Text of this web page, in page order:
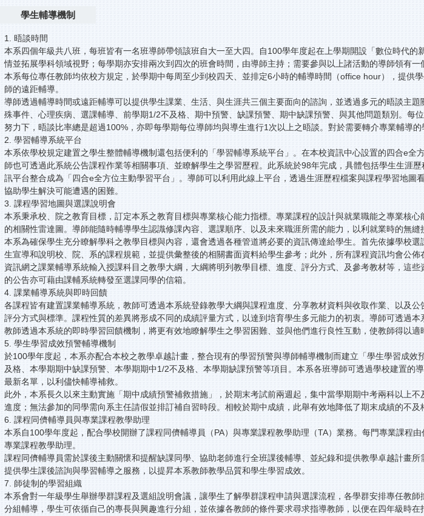
學生輔導機制
1. 晤談時間
本系四個年級共八班，每班皆有一名班導師帶領該班自大一至大四。自100學年度起在上學期開設「數位時代
情並拓展學科領域視野；每學期亦安排兩次到四次的班會時間，由導師主持；需要參與以上諸活動的導師領有一
本系每位專任教師均依校方規定，於學期中每周至少到校四天、並排定6小時的輔導時間（office hour），提
師的遠距輔導。
導師透過輔導時間或遠距輔導可以提供學生課業、生活、與生涯共三個主要面向的諮詢，並透過多元的晤談主
殊事件、心理疾病、選課輔導、前學期1/2不及格、期中預警、缺課預警、期中缺課預警、與其他問題類別。
努力下，晤談比率總是超過100%，亦即每學期每位導師均與導生進行1次以上之晤談。對於需要轉介專業輔導
2. 學習輔導系統平台
本系依學校規定建置之學生整體輔導機制還包括便利的「學習輔導系統平台」。在本校資訊中心設置的四合e
師也可透過此系統公告課程作業等相關事項、並瞭解學生之學習歷程。此系統於98年完成，具體包括學生生
訊平台整合成為「四合e全方位主動學習平台」。導師可以利用此線上平台，透過生涯歷程檔案與課程學習地
協助學生解決可能遭遇的困難。
3. 課程學習地圖與選課說明會
本系秉承校、院之教育目標，訂定本系之教育目標與專業核心能力指標。專業課程的設計與就業職能之專業核
的相關性雷達圖。導師能隨時輔導學生認識修課內容、選課順序、以及未來職涯所需的能力，以利就業時的無
本系為確保學生充分瞭解學科之教學目標與內容，還會透過各種管道將必要的資訊傳達給學生。首先依據學校
生宣導和說明校、院、系的課程規範，並提供彙整後的相關書面資料給學生參考；此外，所有課程資訊均會公
資訊網之課業輔導系統輸入授課科目之教學大綱，大綱將明列教學目標、進度、評分方式、及參考教材等，這
的公告亦可藉由課輔系統轉發至選課同學的信箱。
4. 課業輔導系統與即時回饋
各課程皆有建置課業輔導系統，教師可透過本系統登錄教學大綱與課程進度、分享教材資料與收取作業、以及
評分方式與標準。課程性質的差異將形成不同的成績評量方式，以達到培育學生多元能力的初衷。導師可透過
教師透過本系統的即時學習回饋機制，將更有效地瞭解學生之學習困難、並與他們進行良性互動，使教師得以適
5. 學生學習成效預警輔導機制
於100學年度起，本系亦配合本校之教學卓越計畫，整合現有的學習預警與導師輔導機制而建立「學生學習成
及格、本學期期中缺課預警、本學期期中1/2不及格、本學期缺課預警等項目。本系各班導師可透過學校建置
最新名單，以利儘快輔導補救。
此外，本系長久以來主動實施「期中成績預警補救措施」，於期末考試前兩週起，集中當學期期中考兩科以上
進度；無法參加的同學需向系主任請假並排訂補自習時段。相較於期中成績，此舉有效地降低了期末成績的不及
6. 課程同儕輔導員與專業課程教學助理
本系自100學年度起，配合學校開辦了課程同儕輔導員（PA）與專業課程教學助理（TA）業務。每門專業課
專業課程教學助理。
課程同儕輔導員需於課後主動關懷和提醒缺課同學、協助老師進行全班課後輔導、並紀錄和提供教學卓越計畫
提供學生課後諮詢與學習輔導之服務，以提昇本系教師教學品質和學生學習成效。
7. 師徒制的學習組織
本系會對一年級學生舉辦學群課程及選組說明會議，讓學生了解學群課程申請與選課流程，各學群安排專任教
分組輔導，學生可依循自己的專長與興趣進行分組，並依據各教師的條件要求尋求指導教師，以便在四年級時